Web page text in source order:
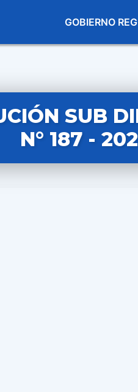
GOBIERNO
SUB
N° 187 -